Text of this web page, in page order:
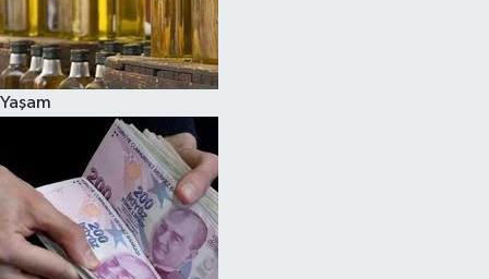
Yaşam